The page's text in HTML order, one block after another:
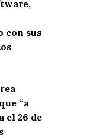
con sus
“a
el 26 de